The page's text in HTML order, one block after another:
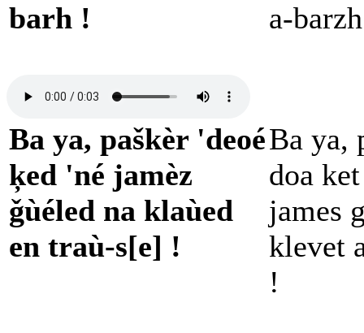
barh !
a-
Ba ya, paškèr 'deoé
ķed 'né jamèz
ǧùéled na klaùed
en traù-s[e] !
Ba ya,
doa
james
klevet
!